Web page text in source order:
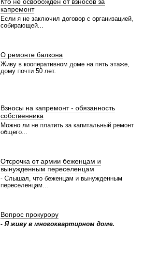
капремонт
Если я не заключил договор с организацией,
собирающей...
О ремонте балкона
Живу в кооперативном доме на пять этаже,
дому почти 50 лет.
Взносы на капремонт - обязанность
собственника
Можно ли не платить за капитальный ремонт
общего...
Отсрочка от армии беженцам и
вынужденным переселенцам
- Слышал, что беженцам и вынужденным
переселенцам...
Вопрос прокурору
- Я живу в многоквартирном доме.